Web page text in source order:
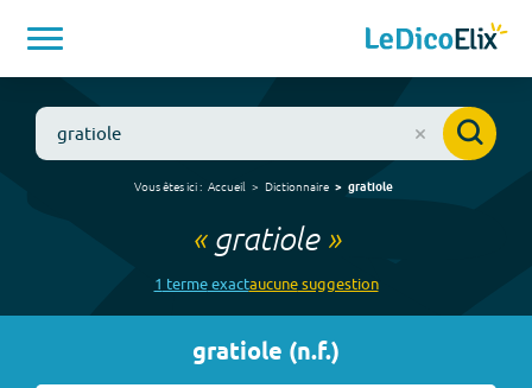
Vous êtes ici : Accueil Dictionnaire gratiole
« gratiole»
1 termeexactaucunesuggestion
gratiole (n.f.)